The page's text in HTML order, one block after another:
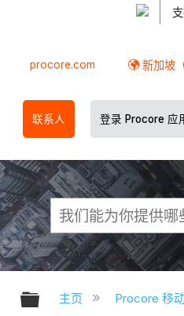
procore.com 新加坡
联系人 登录 Procore 应
扩展/隐缩全局
主页 Procore 移